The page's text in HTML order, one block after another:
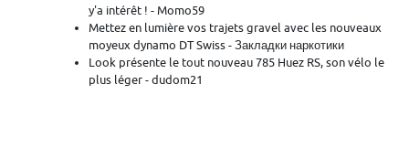
y'a intérêt ! - Momo59
Mettez en lumière vos trajets gravel avec les nouveaux
moyeux dynamo DT Swiss - Закладки наркотики
Look présente le tout nouveau 785 Huez RS, son vélo le
plus léger - dudom21